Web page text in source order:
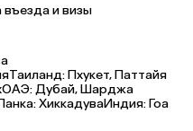
въезда и визы
Таиланд:Пхукет,Паттайя
ОАЭ:Дубай,Шарджа
ХиккадуваИндия:Гоа